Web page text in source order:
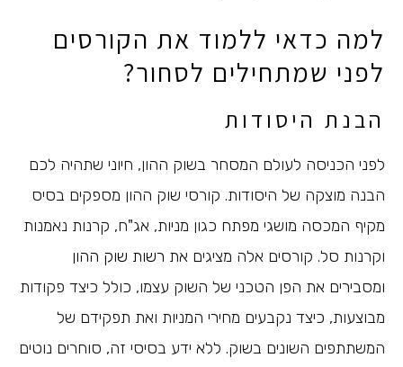
למה כדאי ללמוד את הקורסים
לפני שמתחילים לסחור?
הבנת היסודות
לפני הכניסה לעולם המסחר בשוק ההון, חיוני שתהיה לכם
הבנה מוצקה של היסודות. קורסי שוק ההון מספקים בסיס
מקיף המכסה מושגי מפתח כגון מניות, אג"ח, קרנות נאמנות
וקרנות סל. קורסים אלה מציגים אתרשות שוק ההון
ומסבירים את הפן הטכני של השוק עצמו, כולל כיצד פקודות
מבוצעות, כיצד נקבעים מחירי המניות ואת תפקידם של
המשתתפים השונים בשוק. ללא ידע בסיסי זה, סוחרים נוטים